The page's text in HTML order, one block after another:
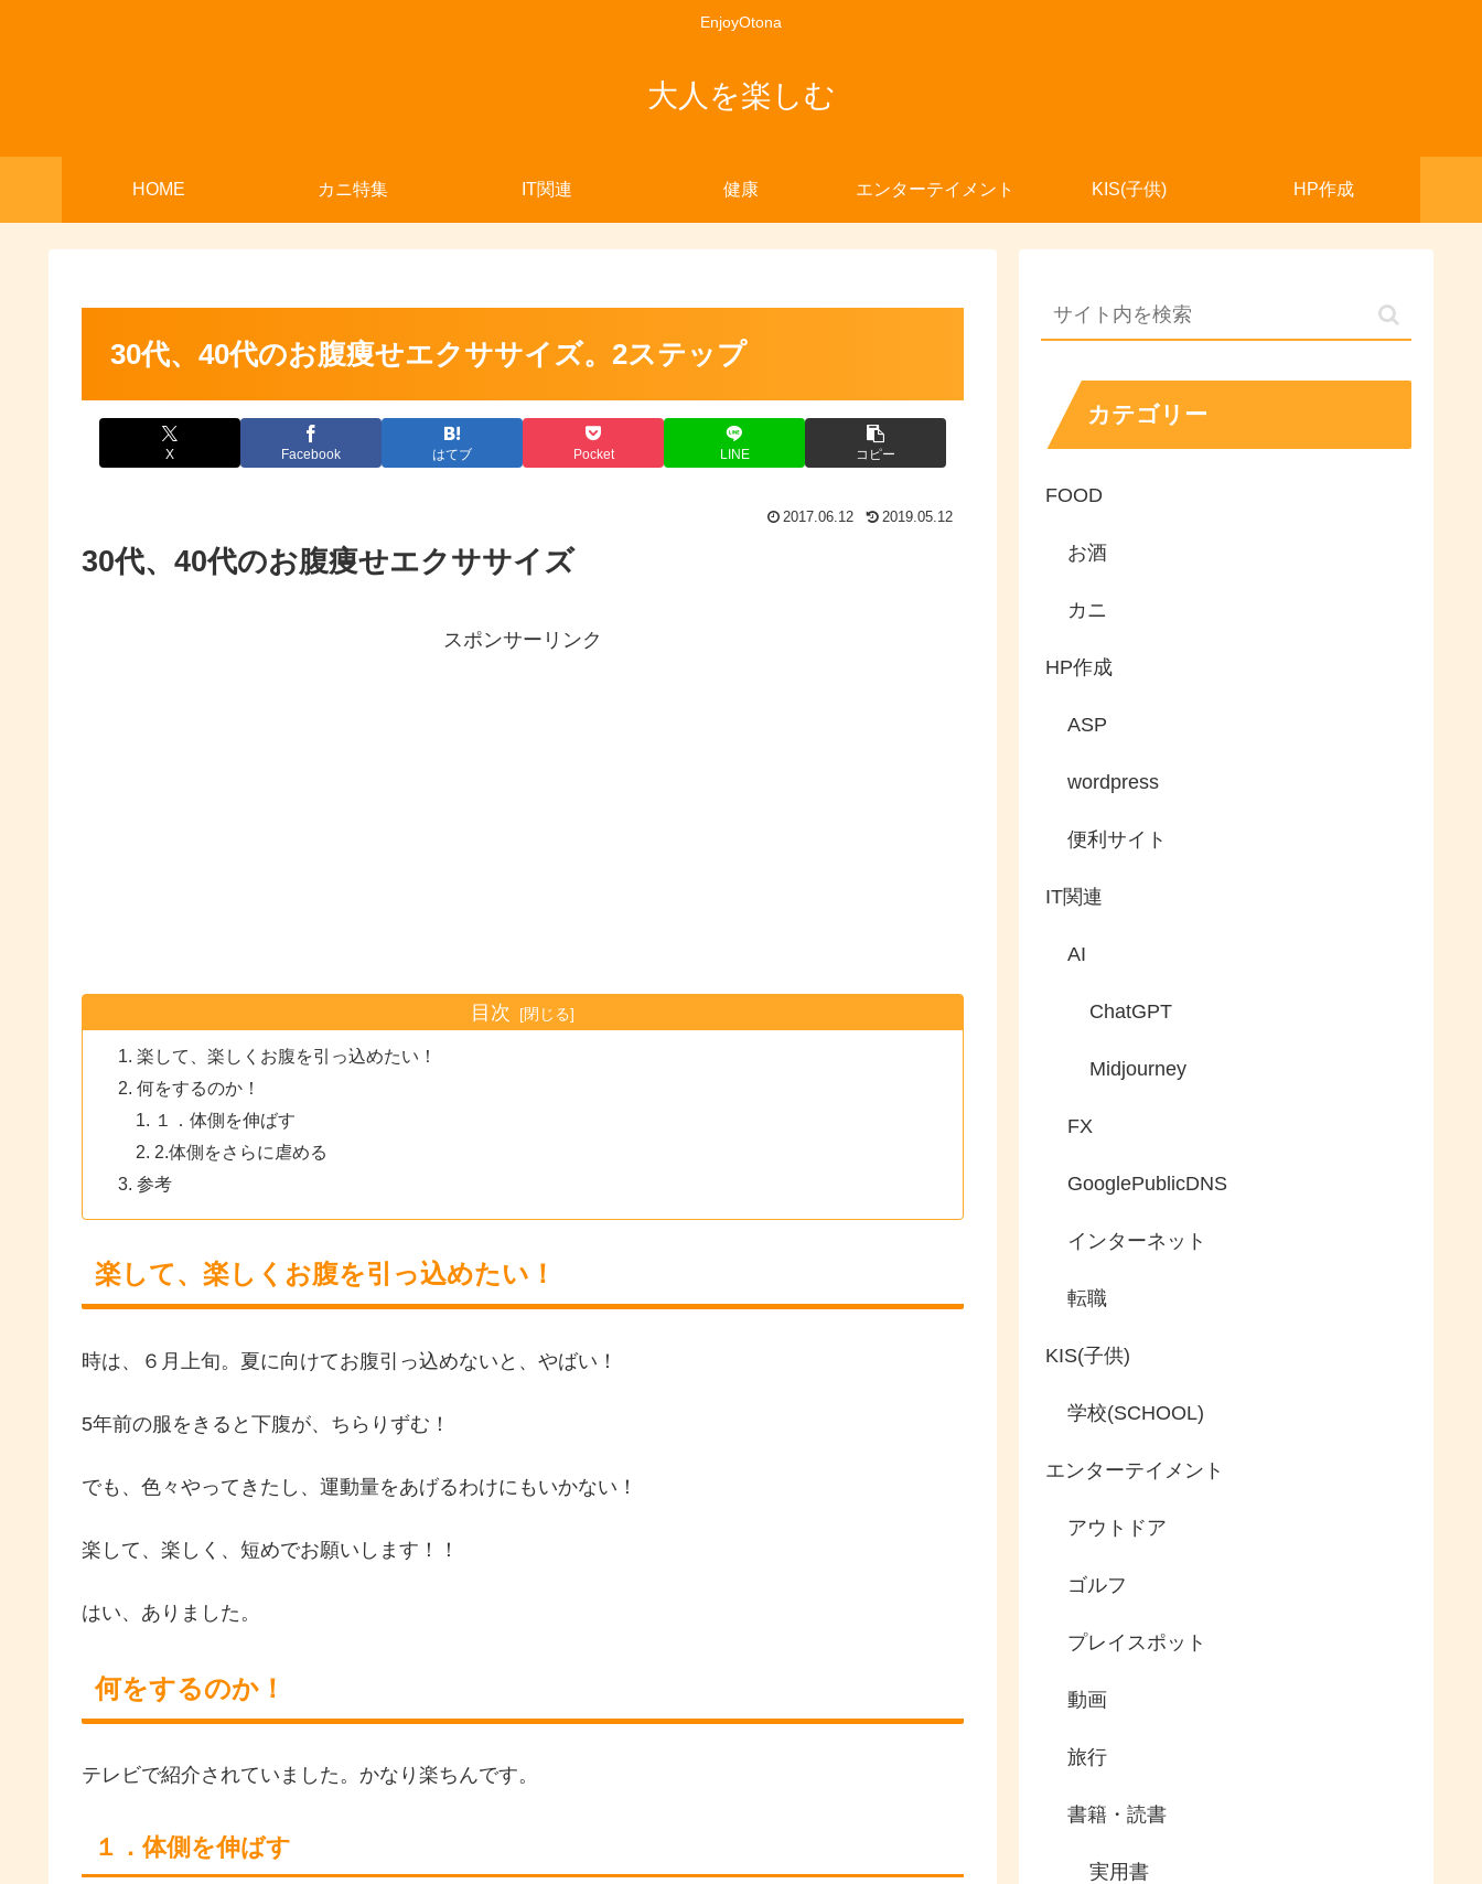
EnjoyOtona
大人を楽しむ
HOME カニ特集 IT関連 健康 エンターテイメント KIS(子供) HP作成
30代、40代のお腹痩せエクササイズ。2ステップ
X Facebook はてブ Pocket LINE コピー
2017.06.12 2019.05.12
30代、40代のお腹痩せエクササイズ
スポンサーリンク
目次
楽して、楽しくお腹を引っ込めたい！
何をするのか！
１．体側を伸ばす
2.体側をさらに虐める
参考
楽して、楽しくお腹を引っ込めたい！
時は、６月上旬。夏に向けてお腹引っ込めないと、やばい！
5年前の服をきると下腹が、ちらりずむ！
でも、色々やってきたし、運動量をあげるわけにもいかない！
楽して、楽しく、短めでお願いします！！
はい、ありました。
何をするのか！
テレビで紹介されていました。かなり楽ちんです。
１．体側を伸ばす
カテゴリー
FOOD
お酒
カニ
HP作成
ASP
wordpress
便利サイト
IT関連
AI
ChatGPT
Midjourney
FX
GooglePublicDNS
インターネット
転職
KIS(子供)
学校(SCHOOL)
エンターテイメント
アウトドア
ゴルフ
プレイスポット
動画
旅行
書籍・読書
実用書